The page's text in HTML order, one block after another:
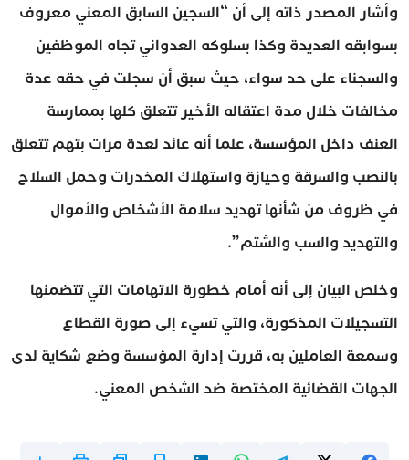
وأشار المصدر ذاته إلى أن “السجين السابق المعني معروف
بسوابقه العديدة وكذا بسلوكه العدواني تجاه الموظفين
والسجناء على حد سواء، حيث سبق أن سجلت في حقه عدة
مخالفات خلال مدة اعتقاله الأخير تتعلق كلها بممارسة
العنف داخل المؤسسة، علما أنه عائد لعدة مرات بتهم تتعلق
بالنصب والسرقة وحيازة واستهلاك المخدرات وحمل السلاح
في ظروف من شأنها تهديد سلامة الأشخاص والأموال
والتهديد والسب والشتم”.
وخلص البيان إلى أنه أمام خطورة الاتهامات التي تتضمنها
التسجيلات المذكورة، والتي تسيء إلى صورة القطاع
وسمعة العاملين به، قررت إدارة المؤسسة وضع شكاية لدى
الجهات القضائية المختصة ضد الشخص المعني.